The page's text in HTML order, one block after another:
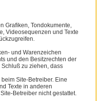
Grafiken, Tondokumente,
Videosequenzen und Texte
und Warenzeichen
und den Besitzrechten der
zu ziehen, dass
Site-Betreiber. Eine
Texte in anderen
Betreiber nicht gestattet.